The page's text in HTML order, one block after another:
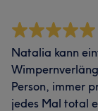
Natalia kann
Person, immer
jedes Mal total